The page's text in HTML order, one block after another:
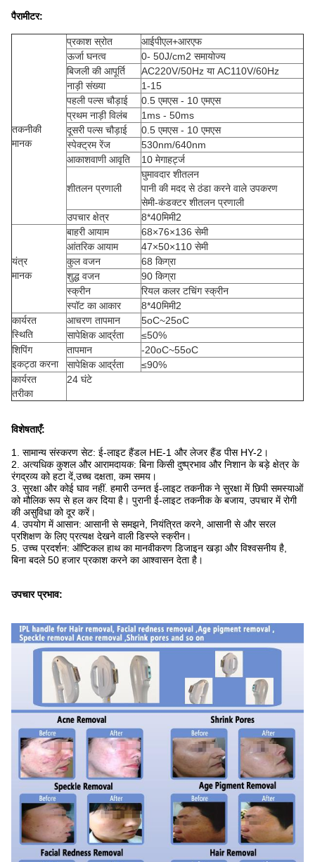
पैरामीटर:
तकनीकी
मानक
प्रकाश स्रोत
आईपीएल+आरएफ
ऊर्जा घनत्व
0- 50J/cm2 समायोज्य
बिजली की आपूर्ति
AC220V/50Hz या AC110V/60Hz
नाड़ी संख्या
1-15
पहली पल्स चौड़ाई
0.5 एमएस - 10 एमएस
प्रथम नाड़ी विलंब
1ms - 50ms
दूसरी पल्स चौड़ाई
0.5 एमएस - 10 एमएस
स्पेक्ट्रम रेंज
530nm/640nm
आकाशवाणी आवृति
10 मेगाहर्ट्ज
शीतलन प्रणाली
घुमावदार शीतलन
पानी की मदद से ठंडा करने वाले उपकरण
सेमी-कंडक्टर शीतलन प्रणाली
उपचार क्षेत्र
8*40मिमी2
यंत्र
मानक
बाहरी आयाम
68×76×136 सेमी
आंतरिक आयाम
47×50×110 सेमी
कुल वजन
68 किग्रा
शुद्ध वजन
90 किग्रा
स्क्रीन
रियल कलर टचिंग स्क्रीन
स्पॉट का आकार
8*40मिमी2
कार्यरत
स्थिति
आचरण तापमान
5oC~25oC
सापेक्षिक आर्द्रता
≤50%
शिपिंग
इकट्ठा करना
तापमान
-20oC~55oC
सापेक्षिक आर्द्रता
≤90%
कार्यरत
तरीका
24 घंटे
विशेषताएँ:
1. सामान्य संस्करण सेट: ई-लाइट हैंडल HE-1 और लेजर हैंड पीस HY-2।
2. अत्यधिक कुशल और आरामदायक: बिना किसी दुष्प्रभाव और निशान के बड़े क्षेत्र के
रंगद्रव्य को हटा दें, उच्च दक्षता, कम समय।
3. सुरक्षा और कोई घाव नहीं. हमारी उन्नत ई-लाइट तकनीक ने सुरक्षा में छिपी समस्याओं
को मौलिक रूप से हल कर दिया है। पुरानी ई-लाइट तकनीक के बजाय, उपचार में रोगी
की असुविधा को दूर करें।
4. उपयोग में आसान: आसानी से समझने, नियंत्रित करने, आसानी से और सरल
प्रशिक्षण के लिए प्रत्यक्ष देखने वाली डिस्प्ले स्क्रीन।
5. उच्च प्रदर्शन: ऑप्टिकल हाथ का मानवीकरण डिजाइन खड़ा और विश्वसनीय है,
बिना बदले 50 हजार प्रकाश करने का आश्वासन देता है।
उपचार प्रभाव: